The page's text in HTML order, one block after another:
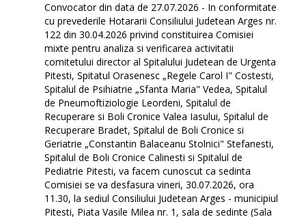
Convocator din data de 27.07.2026 - In conformitate
cu prevederile Hotararii Consiliului Judetean Arges nr.
122 din 30.04.2026 privind constituirea Comisiei
mixte pentru analiza si verificarea activitatii
comitetului director al Spitalului Judetean de Urgenta
Pitesti, Spitatul Orasenesc „Regele Carol I" Costesti,
Spitalul de Psihiatrie „Sfanta Maria" Vedea, Spitalul
de Pneumoftiziologie Leordeni, Spitalul de
Recuperare si Boli Cronice Valea Iasului, Spitalul de
Recuperare Bradet, Spitalul de Boli Cronice si
Geriatrie „Constantin Balaceanu Stolnici" Stefanesti,
Spitalul de Boli Cronice Calinesti si Spitalul de
Pediatrie Pitesti, va facem cunoscut ca sedinta
Comisiei se va desfasura vineri, 30.07.2026, ora
11.30, la sediul Consiliului Judetean Arges - municipiul
Pitesti, Piata Vasile Milea nr. 1, sala de sedinte (Sala